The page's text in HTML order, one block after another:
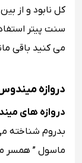
کل نابود و از
سنت پیتر
می کنید باقی
دروازه
دروازه های
بدروم شناخته
ماسول ” همسر